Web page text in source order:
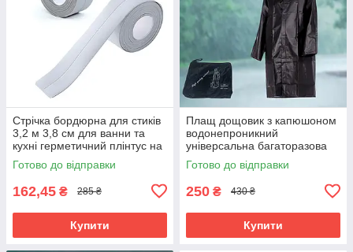
Стрічка бордюрна для стиків
3,2 м 3,8 см для ванни та
кухні герметичний плінтус на
стики
Готово до відправки
162,45 ₴ 285 ₴
Купити
Плащ дощовик з капюшоном
водонепроникний
універсальна багаторазова
накидка від дощу на кнопках
Готово до відправки
250 ₴ 430 ₴
Купити